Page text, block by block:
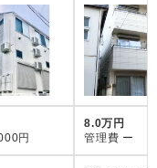
円
8.0万円
管理費 ー